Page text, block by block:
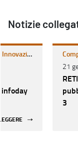
Notizie
Competitività, ricerca e Innovazione
infoday
21
3